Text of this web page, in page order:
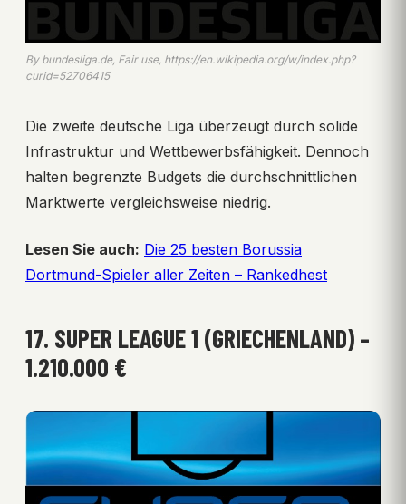
By bundesliga.de, Fair use, https://en.wikipedia.org/w/index.php?
curid=52706415
Die zweite deutsche Liga überzeugt durch solide
Infrastruktur und Wettbewerbsfähigkeit. Dennoch
halten begrenzte Budgets die durchschnittlichen
Marktwerte vergleichsweise niedrig.
Lesen Sie auch: Die 25 besten Borussia
Dortmund-Spieler aller Zeiten – Rankedhest
17. SUPER LEAGUE 1 (GRIECHENLAND) –
1.210.000 €